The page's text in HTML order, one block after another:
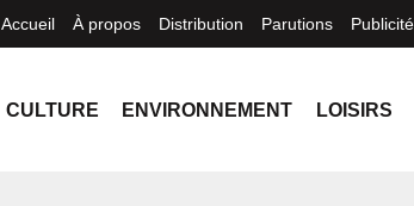
Accueil À propos Distribution Parutions Publicité
CULTURE ENVIRONNEMENT LOISIRS